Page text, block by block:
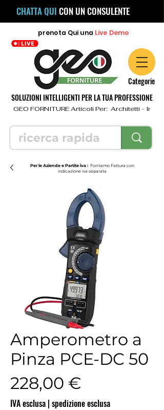
CHATTA QUI CON UN CONSULENTE
prenota Qui una Live Demo
Categorie
SOLUZIONI INTELLIGENTI PER LA TUA PROFESSIONE
GEO FORNITURE Articoli Per:  Architetti -
Per le Aziende e Partite iva : Forniamo Fattura con
indicazione iva separata
Amperometro a
Pinza PCE-DC 50
228,00 €
IVA esclusa | spedizione esclusa